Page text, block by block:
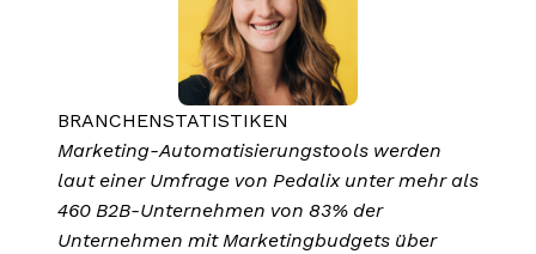
BRANCHENSTATISTIKEN
Marketing-Automatisierungstools werden
laut einer Umfrage von Pedalix unter mehr als
460 B2B-Unternehmen von 83% der
Unternehmen mit Marketingbudgets über